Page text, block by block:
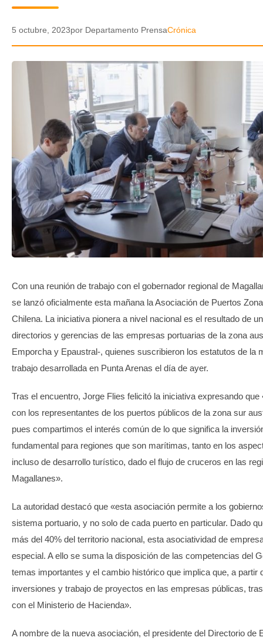
POLICIAL
AUDIOS
VIDEOS
GALERIA DE FOTOS
APP MÓVIL
TRANSPARENCIA
5 octubre, 2023por Departamento PrensaCrónica
Con una reunión de trabajo con el gobernador regional de
se lanzó oficialmente esta mañana la Asociación de Puertos
Chilena. La iniciativa pionera a nivel nacional es el resultado de
directorios y gerencias de las empresas portuarias de la zona
Emporcha y Epaustral-, quienes suscribieron los estatutos de la
trabajo desarrollada en Punta Arenas el día de ayer.
Tras el encuentro, Jorge Flies felicitó la iniciativa expresando
con los representantes de los puertos públicos de la zona sur
pues compartimos el interés común de lo que significa la
fundamental para regiones que son marítimas, tanto en los
incluso de desarrollo turístico, dado el flujo de cruceros en las
Magallanes».
La autoridad destacó que «esta asociación permite a los
sistema portuario, y no solo de cada puerto en particular. Dado
más del 40% del territorio nacional, esta asociatividad de
especial. A ello se suma la disposición de las competencias del
temas importantes y el cambio histórico que implica que, a partir
inversiones y trabajo de proyectos en las empresas públicas,
con el Ministerio de Hacienda».
A nombre de la nueva asociación, el presidente del Directorio de